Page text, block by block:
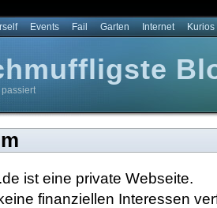
Events Fail Garten Internet Kurios
ist eine private Webseite.
finanziellen Interessen